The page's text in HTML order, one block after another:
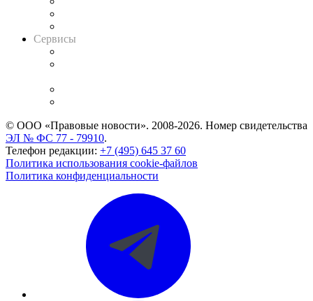
Сервисы
© ООО «Правовые новости». 2008-2026. Номер свидетельства
ЭЛ № ФС 77 - 79910.
Телефон редакции: +7 (495) 645 37 60
Политика использования cookie-файлов
Политика конфиденциальности